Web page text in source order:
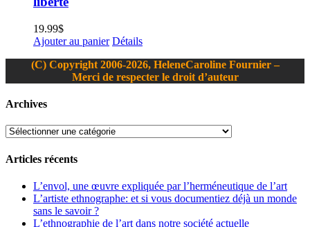
19.99$
Ajouter au panier Détails
(C) Copyright 2006-2026, HeleneCaroline Fournier –
Merci de respecter le droit d’auteur
Bascule
la
zone
de
la
coulissante
Archives
Archives
Articles récents
L’envol, une œuvre expliquée par l’herméneutique de l’art
L’artiste ethnographe: et si vous documentiez déjà un monde
sans le savoir ?
L’ethnographie de l’art dans notre société actuelle